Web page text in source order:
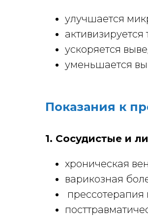
улучшается
ускоряется
уменьшается
Показания к
1. Сосудистые и
хроническая
варикозная
прессотерапия